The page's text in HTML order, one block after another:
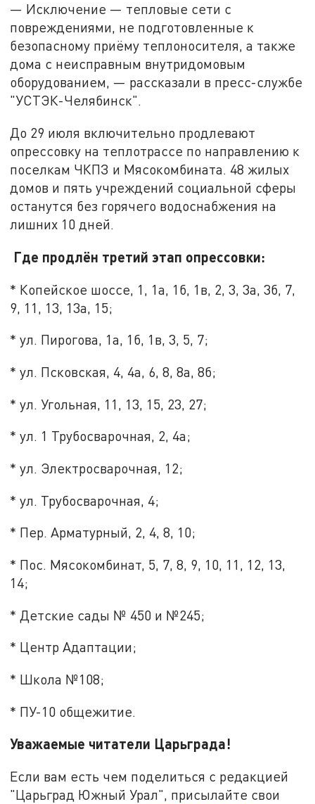
— Исключение — тепловые сети с
повреждениями, не подготовленные к
безопасному приёму теплоносителя, а также
дома с неисправным внутридомовым
оборудованием, — рассказали в пресс-службе
"УСТЭК-Челябинск".
До 29 июля включительно продлевают
опрессовку на теплотрассе по направлению к
поселкам ЧКПЗ и Мясокомбината. 48 жилых
домов и пять учреждений социальной сферы
останутся без горячего водоснабжения на
лишних 10 дней.
Где продлён третий этап опрессовки:
* Копейское шоссе, 1, 1а, 1б, 1в, 2, 3, 3а, 3б, 7,
9, 11, 13, 13а, 15;
* ул. Пирогова, 1а, 1б, 1в, 3, 5, 7;
* ул. Псковская, 4, 4а, 6, 8, 8а, 8б;
* ул. Угольная, 11, 13, 15, 23, 27;
* ул. 1 Трубосварочная, 2, 4а;
* ул. Электросварочная, 12;
* ул. Трубосварочная, 4;
* Пер. Арматурный, 2, 4, 8, 10;
* Пос. Мясокомбинат, 5, 7, 8, 9, 10, 11, 12, 13,
14;
* Детские сады № 450 и №245;
* Центр Адаптации;
* Школа №108;
* ПУ-10 общежитие.
Уважаемые читатели Царьграда!
Если вам есть чем поделиться с редакцией
"Царьград Южный Урал", присылайте свои